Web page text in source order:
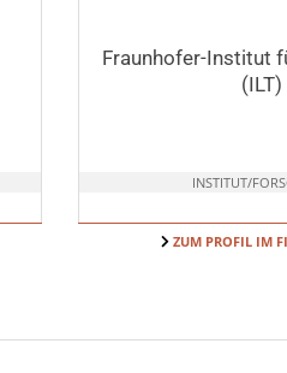
Fraunhofer-Institut
(ILT)
INSTITUT/
ZUM PROFIL IM